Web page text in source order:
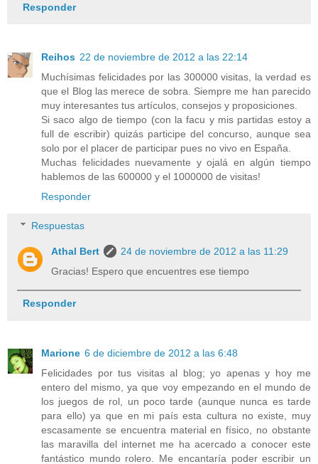
Responder
Reihos 22 de noviembre de 2012 a las 22:14
Muchísimas felicidades por las 300000 visitas, la verdad es
que el Blog las merece de sobra. Siempre me han parecido
muy interesantes tus artículos, consejos y proposiciones.
Si saco algo de tiempo (con la facu y mis partidas estoy a
full de escribir) quizás participe del concurso, aunque sea
solo por el placer de participar pues no vivo en España.
Muchas felicidades nuevamente y ojalá en algún tiempo
hablemos de las 600000 y el 1000000 de visitas!
Responder
Respuestas
Athal Bert
24 de noviembre de 2012 a las 11:29
Gracias! Espero que encuentres ese tiempo
Responder
Marione 6 de diciembre de 2012 a las 6:48
Felicidades por tus visitas al blog; yo apenas y hoy me
entero del mismo, ya que voy empezando en el mundo de
los juegos de rol, un poco tarde (aunque nunca es tarde
para ello) ya que en mi país esta cultura no existe, muy
escasamente se encuentra material en físico, no obstante
las maravilla del internet me ha acercado a conocer este
fantástico mundo rolero. Me encantaría poder escribir un